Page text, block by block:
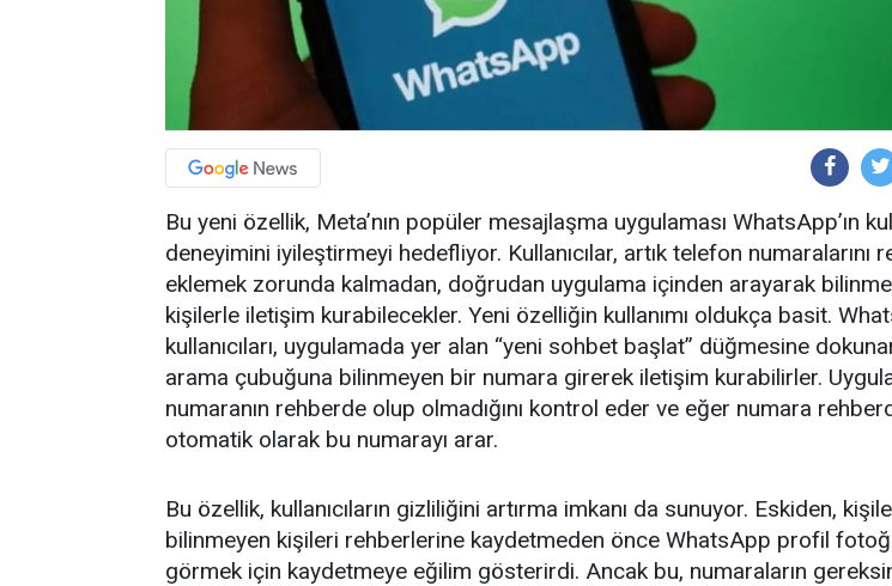
Bu yeni özellik, Meta’nın popüler mesajlaşma uygulaması WhatsApp’ın
deneyimini iyileştirmeyi hedefliyor. Kullanıcılar, artık telefon numaralarını
eklemek zorunda kalmadan, doğrudan uygulama içinden arayarak
kişilerle iletişim kurabilecekler. Yeni özelliğin kullanımı oldukça basit.
kullanıcıları, uygulamada yer alan “yeni sohbet başlat” düğmesine
arama çubuğuna bilinmeyen bir numara girerek iletişim kurabilirler.
numaranın rehberde olup olmadığını kontrol eder ve eğer numara
otomatik olarak bu numarayı arar.
Bu özellik, kullanıcıların gizliliğini artırma imkanı da sunuyor. Eskiden,
bilinmeyen kişileri rehberlerine kaydetmeden önce WhatsApp profil
görmek için kaydetmeye eğilim gösterirdi. Ancak bu, numaraların